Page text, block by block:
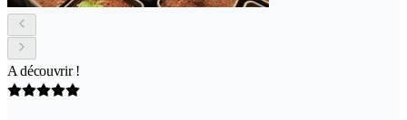
A découvrir !